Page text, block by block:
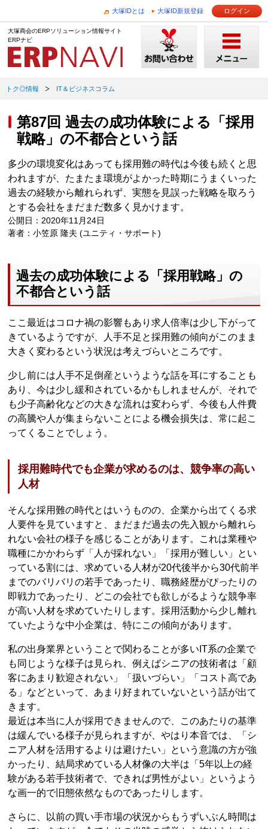
大塚IDとは 大塚ID新規登録 ログイン
大塚商会のERPソリューション情報サイト
ERPナビ
トク◎情報 IT＆ビジネスコラム
第87回 過去の成功体験による「採用
戦略」の不都合という話
多少の環境変化はあっても採用難の時代は今後も続くと思
われますが、たまたま環境がよかった時期にうまくいった
過去の経験から離れられず、実態を見誤った戦略を取ろう
とする会社をまだまだ数多く見かけます。
公開日：2020年11月24日
著者：小笠原 隆夫 (ユニティ・サポート)
過去の成功体験による「採用戦略」の
不都合という話
ここ最近はコロナ禍の影響もあり求人倍率は少し下がって
きているようですが、人手不足と採用難の傾向がこのまま
大きく変わるという状況は考えづらいところです。
少し前には人手不足倒産というような話を耳にすることも
あり、今は少し緩和されているかもしれませんが、それで
も少子高齢化などの大きな流れは変わらず、今後も人件費
の高騰や人が集まらないことによる機会損失は、常に起こ
ってくることでしょう。
採用難時代でも企業が求めるのは、競争率の高い
人材
そんな採用難の時代とはいうものの、企業から出てくる求
人要件を見ていますと、まだまだ過去の先入観から離れら
れない会社の様子を感じることがあります。これは業種や
職種にかかわらず「人が採れない」「採用が難しい」とい
っている割には、求めている人材が20代後半から30代前半
までのバリバリの若手であったり、職務経歴がぴったりの
即戦力であったり、どこの会社でも欲しがるような競争率
が高い人材を求めていたりします。採用活動から少し離れ
ていたような中小企業は、特にこの傾向があります。
私の出身業界ということで関わることが多いIT系の企業で
も同じような様子は見られ、例えばシニアの技術者は「顧
客にあまり歓迎されない」「扱いづらい」「コスト高であ
る」などといって、あまり好まれていないという話が出て
きます。
最近は本当に人が採用できませんので、このあたりの基準
は緩んでいる様子が見られますが、やはり本音では、「シ
ニア人材を活用するよりは避けたい」という意識の方が強
かったり、結局求めている人材像の大半は「5年以上の経
験がある若手技術者で、できれば男性がよい」というよう
な画一的で旧態依然なものであったりします。
さらに、以前の買い手市場の状況からもうずいぶん時間は